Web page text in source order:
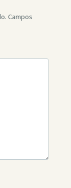
Campos